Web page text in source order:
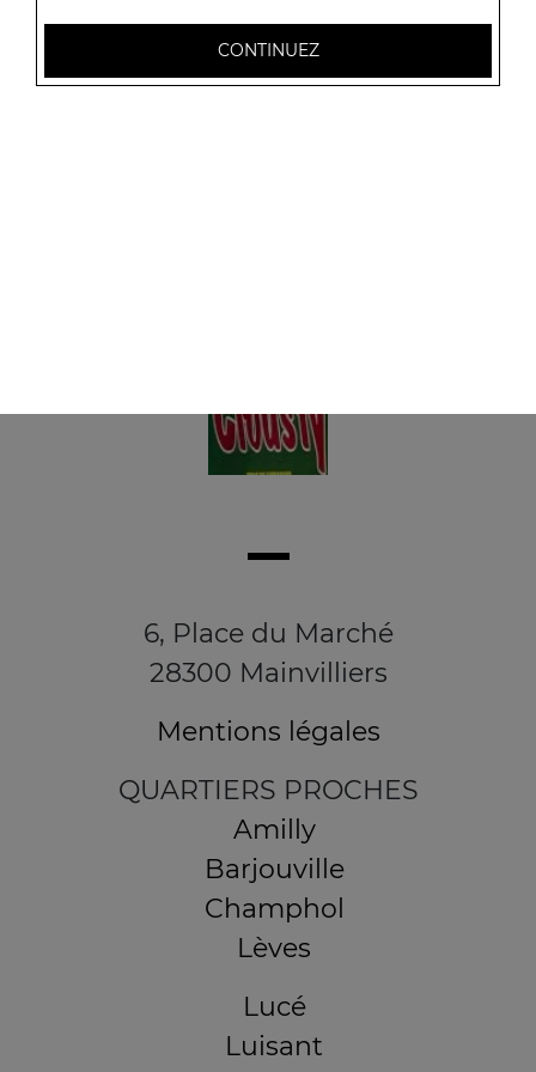
6.00€
6, Place du Marché
28300 Mainvilliers
Mentions légales
QUARTIERS PROCHES
Amilly
Barjouville
Champhol
Lèves
Lucé
Luisant
CONTINUEZ